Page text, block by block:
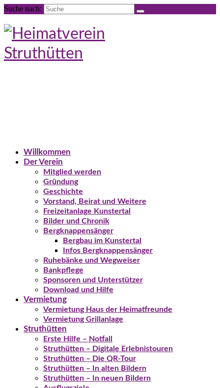
Suche nach:
Willkommen
Der Verein
Mitglied werden
Gründung
Geschichte
Vorstand, Beirat und Weitere
Freizeitanlage Kunstertal
Bilder und Chronik
Bergknappensänger
Bergbau im Kunstertal
Infos Bergknappensänger
Ruhebänke und Wegweiser
Bankpflege
Sponsoren und Unterstützer
Download und Hilfe
Vermietung
Vermietung Haus der Heimatfreunde
Vermietung Grillanlage
Struthütten
Erste Hilfe – Notfall
Struthütten – Digitale Erlebnistouren
Struthütten – Die QR-Tour
Struthütten – In alten Bildern
Struthütten – In neuen Bildern